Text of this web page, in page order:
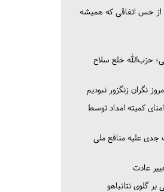
از حس اتفاقی که همیشه
حزب‌الله خلع سلاح
نگران زنگزور نبودیم
کمیته امداد توسط
جدی علیه منافع ملی
عادت
بر گلوی نتانیاهو